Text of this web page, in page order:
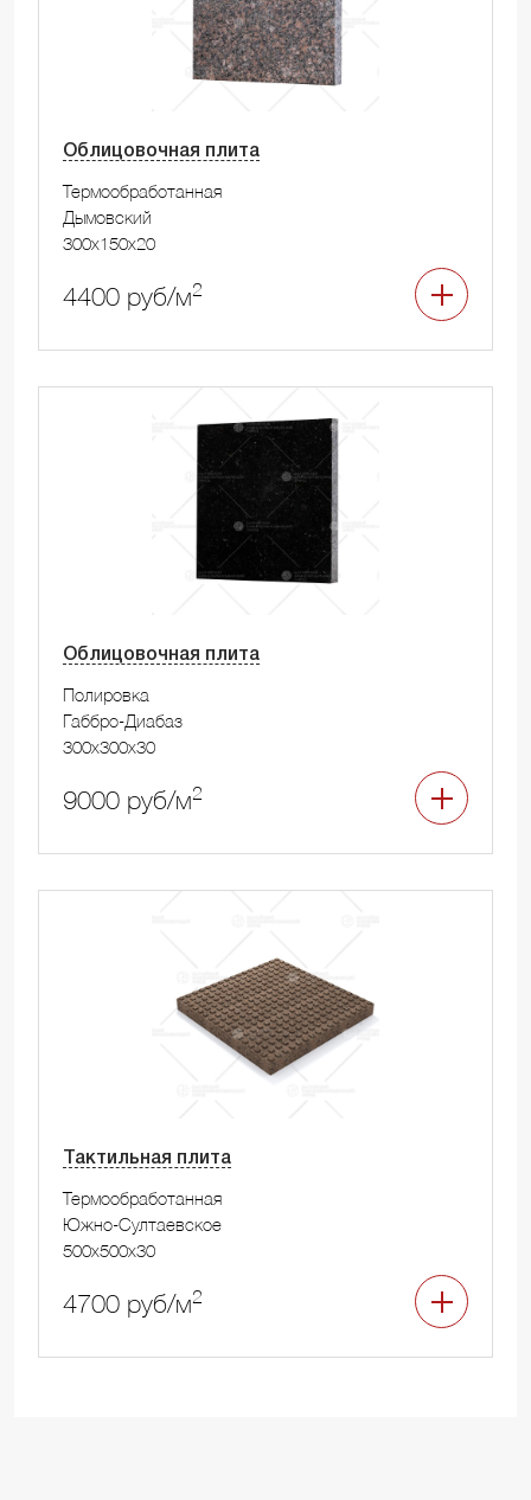
Облицовочная плита
Термообработанная
Дымовский
300x150x20
4400 руб/м2
Облицовочная плита
Полировка
Габбро-Диабаз
300x300x30
9000 руб/м2
Тактильная плита
Термообработанная
Южно-Султаевское
500x500x30
4700 руб/м2